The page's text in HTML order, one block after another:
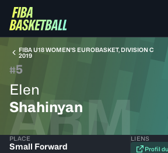
FIBA U18 WOMEN'S EUROBASKET, DIVISION C
2019
#5
Elen
Shahinyan
ARM
PLACE
Small Forward
LIENS
Profil